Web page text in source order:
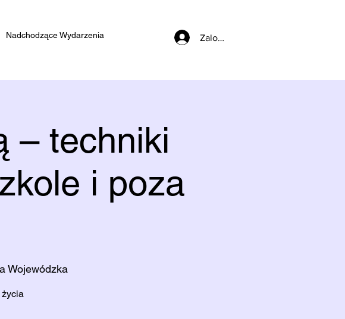
Nadchodzące Wydarzenia Zaloguj się
– techniki
i poza
Wojewódzka